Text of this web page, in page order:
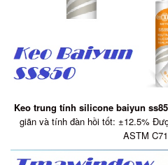
Keo trung tính silicone baiyun
giãn và tính đàn hồi tốt: ±12.5%
ASTM